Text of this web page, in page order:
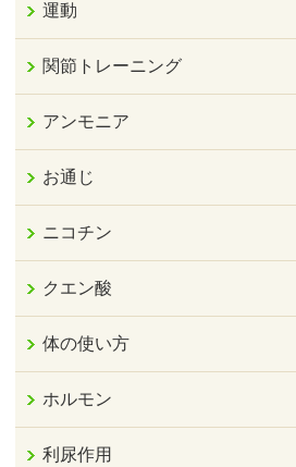
運動
関節トレーニング
アンモニア
お通じ
ニコチン
クエン酸
体の使い方
ホルモン
利尿作用